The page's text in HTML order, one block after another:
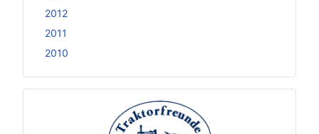
2012
2011
2010